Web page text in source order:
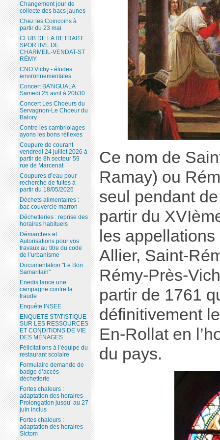
Ce nom de
Ramay) ou
seul pendant
partir du
les
Allier, Saint-
Rémy-Près-
partir de 1761
définitivement
En-Rollat en
du pays.
Changement jour de
collecte des bacs jaunes
Chez les Coincoins à
partir du 23 mai
CLUB DE LA RETRAITE
SPORTIVE DE
CHARMEIL-VENDAT-ST
RÉMY
CNO Vichy - études
environnementales
Concert BA’NGUALA
Samedi 25 avril à 20h30
Concert Les Choeurs du
Servagnon-Le Choeur du
Balory
Contre les cambriolages
ayons les bons réflexes
Coupure de courant
vendredi 24 juillet 2026 à
partir de 8h secteur 59
rue de Marcenat
Coupures d’eau pour
recherche de fuites à
partir du 18/05/2026
Déchets alimentaires :
bac couvercle marron
Déchetteries : reprise des
horaires habituels
Démarches et
Autorisations pour vos
travaux au titre du code
de l’urbanisme
Documentation "Le Bon
Samaritain"
Enedis lance une
campagne contre la
fraude
Enquête INSEE
ENQUETE STATISTIQUE
SUR LES RESSOURCES
ET CONDITIONS DE VIE
DES MÉNAGES
Félicitations à l’équipe du
restaurant scolaire
Formulaire demande de
badge d’accès
déchetterie
Fortes chaleurs :
adaptation des horaires -
Prolongation jusqu’ au 27
juin inclus
Fortes chaleurs :
adaptation des horaires
Sictom